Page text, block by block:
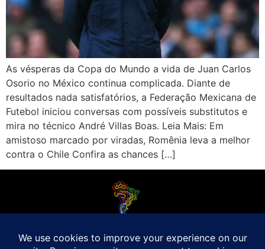
As vésperas da Copa do Mundo a vida de Juan Carlos
Osorio no México continua complicada. Diante de
resultados nada satisfatórios, a Federação Mexicana de
Futebol iniciou conversas com possíveis substitutos e
mira no técnico André Villas Boas. Leia Mais: Em
amistoso marcado por viradas, Romênia leva a melhor
contra o Chile Confira as chances […]
O Futebol Latino sabe que a alegria do esporte bretão do continente americano